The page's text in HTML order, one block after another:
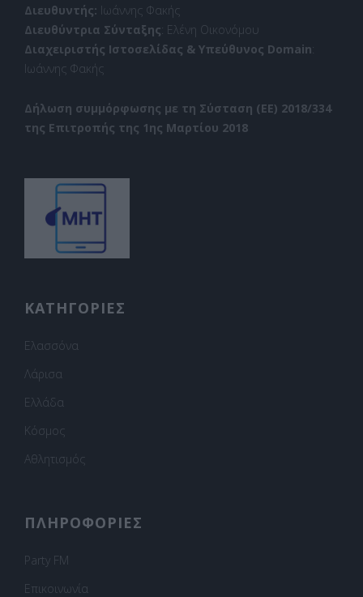
Διευθυντής: Ιωάννης Φακής
Διευθύντρια Σύνταξης: Ελένη Οικονόμου
Διαχειριστής Ιστοσελίδας & Υπεύθυνος Domain:
Ιωάννης Φακής
Δήλωση συμμόρφωσης με τη Σύσταση (ΕΕ) 2018/334
της Επιτροπής της 1ης Μαρτίου 2018
ΚΑΤΗΓΟΡΙΕΣ
Ελασσόνα
Λάρισα
Ελλάδα
Κόσμος
Αθλητισμός
ΠΛΗΡΟΦΟΡΙΕΣ
Party FM
Επικοινωνία